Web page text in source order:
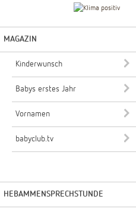
MAGAZIN
Kinderwunsch
Babys erstes Jahr
Vornamen
babyclub.tv
HEBAMMENSPRECHSTUNDE